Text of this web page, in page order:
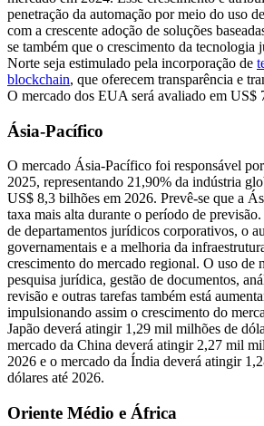
penetração da automação por meio do uso
com a crescente adoção de soluções
se também que o crescimento da tecnologia
Norte seja estimulado pela incorporação de
blockchain, que oferecem transparência e
O mercado dos EUA será avaliado em US$
Ásia-Pacífico
O mercado Ásia-Pacífico foi responsável
2025, representando 21,90% da indústria
US$ 8,3 bilhões em 2026. Prevê-se que a
taxa mais alta durante o período de
de departamentos jurídicos corporativos, o
governamentais e a melhoria da
crescimento do mercado regional. O uso de
pesquisa jurídica, gestão de documentos,
revisão e outras tarefas também está
impulsionando assim o crescimento do
Japão deverá atingir 1,29 mil milhões de
mercado da China deverá atingir 2,27 mil
2026 e o ​​mercado da Índia deverá atingir
dólares até 2026.
Oriente Médio e África